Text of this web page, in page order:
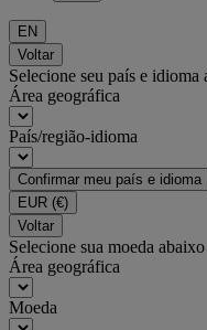
EN
Voltar
Selecione seu país e idioma
Área geográfica
País/região-idioma
Confirmar meu país e idioma
EUR (€)
Voltar
Selecione sua moeda abaixo
Área geográfica
Moeda